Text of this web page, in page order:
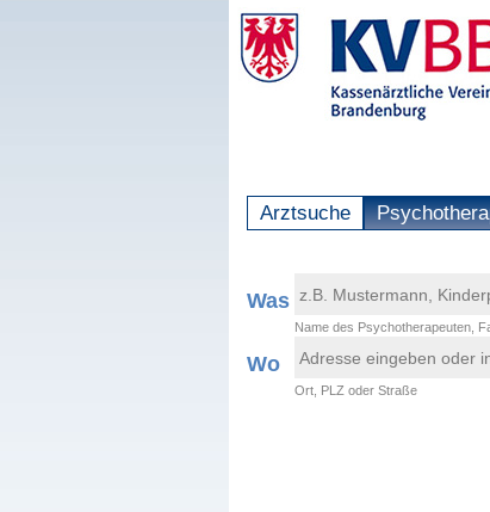
Arztsuche
Was
Name des Psychotherapeuten,
Wo
Ort, PLZ oder Straße